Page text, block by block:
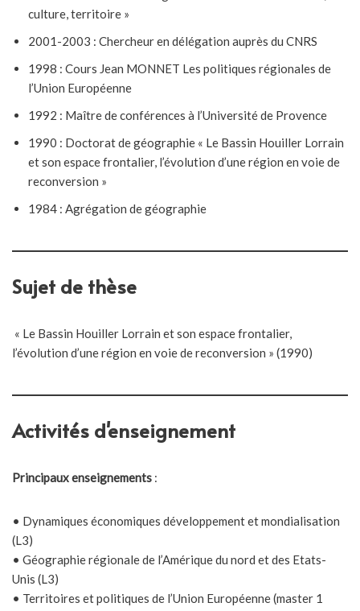
culture, territoire »
2001-2003 : Chercheur en délégation auprès du CNRS
1998 : Cours Jean MONNET Les politiques régionales de
l’Union Européenne
1992 : Maître de conférences à l’Université de Provence
1990 : Doctorat de géographie « Le Bassin Houiller Lorrain
et son espace frontalier, l’évolution d’une région en voie de
reconversion »
1984 : Agrégation de géographie
Sujet de thèse
« Le Bassin Houiller Lorrain et son espace frontalier,
l’évolution d’une région en voie de reconversion » (1990)
Activités d'enseignement
Principaux enseignements :
• Dynamiques économiques développement et mondialisation
(L3)
• Géographie régionale de l’Amérique du nord et des Etats-
Unis (L3)
• Territoires et politiques de l’Union Européenne (master 1